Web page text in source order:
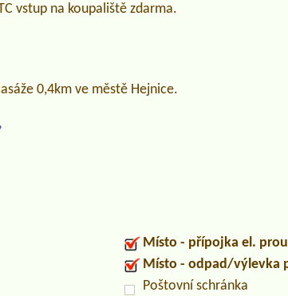
vstup na koupaliště zdarma.
0,4km ve městě Hejnice.
Místo - přípojka el.
Místo - odpad/výlevka
Poštovní schránka